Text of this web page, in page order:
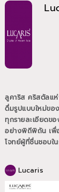
ลูคาริส คริสตัลแ
ดื่มรูปแบบใหม่ขอ
ทุกรายละเอียดข
อย่างพิถีพิถัน เพื่
โจทย์ผู้ที่ชื่นชอบใ
Lucaris